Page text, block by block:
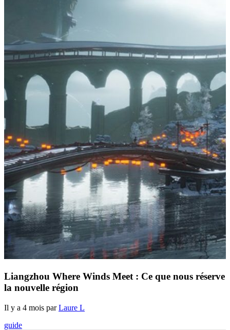
Liangzhou Where Winds Meet : Ce que nous réserve
la nouvelle région
Il y a 4 mois parLaure L
guide